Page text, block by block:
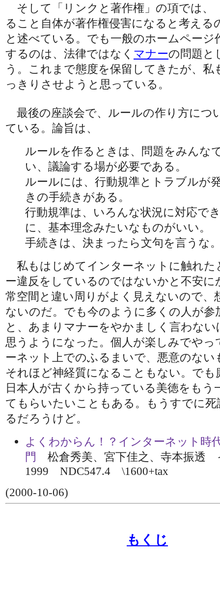
そして「リンクと著作権」の項では、
ること自体が著作権侵害になると考える
と述べている。でも一般のホームページ
するのは、法律ではなく マナーの問題と
う。これまで態度を保留してきたが、私
っきりさせようと思っている。
最後の座談会で、ルールの作り方につ
ている。論旨は、
ルールを作るときは、問題をみんな
い、議論する場が必要である。
ルールには、行動規準とトラブルが
きの手続きがある。
行動規準は、いろんな状況に対応で
に、基本理念みたいなものがいい。
手続きは、決まったら文句を言うな
私もはじめてインターネットに触れた
ー違反をしているのではないかと不安に
常空間と違い周りがよく見えないので、
ないのだ。でも今のように多くの人が参
と、あまりマナーをやかましく言わな
思うようになった。個人が楽しみでやっ
ーネット上でのふるまいで、悪意のない
それほど神経質になることもない。でも
日本人が古くから持っている美徳をもう
てもらいたいこともある。もうすでに
るだろうけど。
よくわからん！？インターネット時
門
松倉秀美、宮下佳之、寺本振
1999 NDC547.4 \1600+tax
(2000-10-06)
もくじ